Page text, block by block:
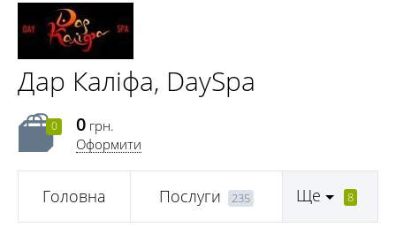
Дар Каліфа, DaySpa
0 0 грн.
Оформити
Головна Послуги 235 Ще 8